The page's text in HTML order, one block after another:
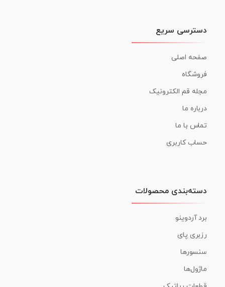
دسترسی سریع
صفحه اصلی
فروشگاه
مجله قم الکترونیک
درباره ما
تماس با ما
حساب کاربری
دسته‌بندی محصولات
برد آردوینو
رزبری پای
سنسورها
ماژول‌ها